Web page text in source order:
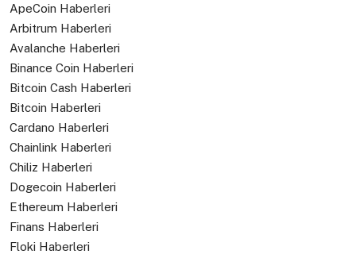
ApeCoin Haberleri
Arbitrum Haberleri
Avalanche Haberleri
Binance Coin Haberleri
Bitcoin Cash Haberleri
Bitcoin Haberleri
Cardano Haberleri
Chainlink Haberleri
Chiliz Haberleri
Dogecoin Haberleri
Ethereum Haberleri
Finans Haberleri
Floki Haberleri